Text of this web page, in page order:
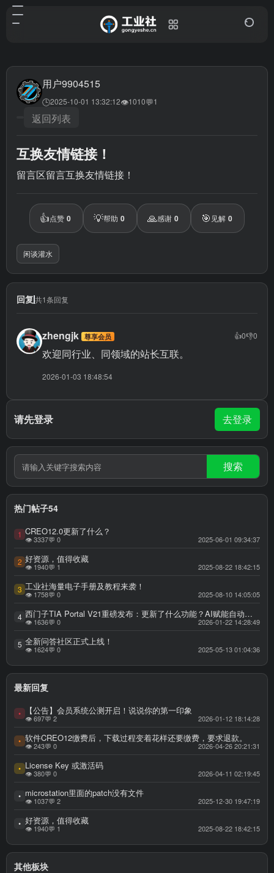
用户9904515
🕒2025-10-01 13:32:12👁1010💬1
返回列表
互换友情链接！
留言区留言互换友情链接！
👍点赞 0 💡帮助 0 🙏感谢 0 🎯 见解 0
闲谈灌水
回复共1条回复
zhengjk 尊享会员 👍0👎0
欢迎同行业、同领域的站长互联。
2026-01-03 18:48:54
请先登录 去登录
搜索
热门帖子54
1 CREO12.0更新了什么？
👁 3337💬 0 2025-06-01 09:34:37
2 好资源，值得收藏
👁 1940💬 1 2025-08-22 18:42:15
3 工业社海量电子手册及教程来袭！
👁 1758💬 0 2025-08-10 14:05:05
4 西门子TIA Portal V21重磅发布：更新了什么功能？AI赋能自动化工程，重构效率与可用性新标杆，西门子博图 TIA Portal V21 官方权威更新全解
👁 1636💬 0 2026-01-22 14:28:49
5 全新问答社区正式上线！
👁 1624💬 0 2025-05-13 01:04:36
最新回复
• 【公告】会员系统公测开启！说说你的第一印象
👁 697💬 2 2026-01-12 18:14:28
• 软件CREO12缴费后，下载过程变着花样还要缴费，要求退款。
👁 243💬 0 2026-04-26 20:21:31
• License Key 或激活码
👁 380💬 0 2026-04-11 02:19:45
• microstation里面的patch没有文件
👁 1037💬 2 2025-12-30 19:47:19
• 好资源，值得收藏
👁 1940💬 1 2025-08-22 18:42:15
其他板块